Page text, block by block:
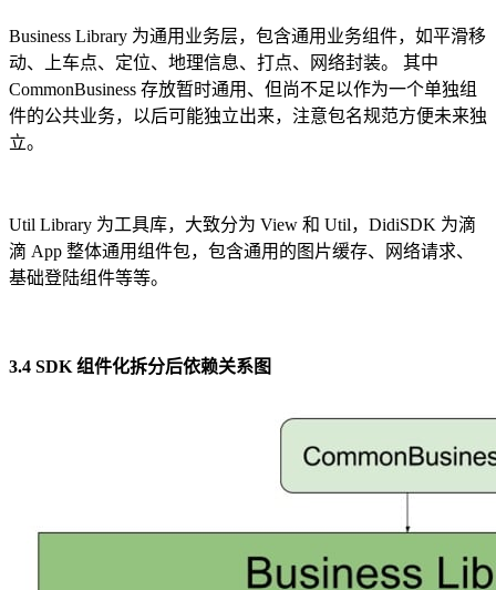
Business Library 为通用业务层，包含通用业务组件，如平滑移
动、上车点、定位、地理信息、打点、网络封装。 其中
CommonBusiness 存放暂时通用、但尚不足以作为一个单独组
件的公共业务，以后可能独立出来，注意包名规范方便未来独
立。
Util Library 为工具库，大致分为 View 和 Util，DidiSDK 为滴
滴 App 整体通用组件包，包含通用的图片缓存、网络请求、
基础登陆组件等等。
3.4 SDK 组件化拆分后依赖关系图